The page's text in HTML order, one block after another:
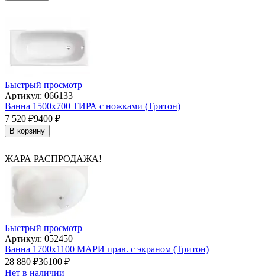
Быстрый просмотр
Артикул: 066133
Ванна 1500х700 ТИРА с ножками (Тритон)
7 520 ₽9400 ₽
В корзину
ЖАРА РАСПРОДАЖА!
Быстрый просмотр
Артикул: 052450
Ванна 1700х1100 МАРИ прав. с экраном (Тритон)
28 880 ₽36100 ₽
Нет в наличии